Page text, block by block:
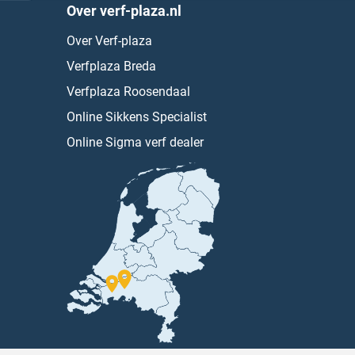
Over verf-plaza.nl
Over Verf-plaza
Verfplaza Breda
Verfplaza Roosendaal
Online Sikkens Specialist
Online Sigma verf dealer